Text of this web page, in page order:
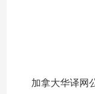
加拿大华译网